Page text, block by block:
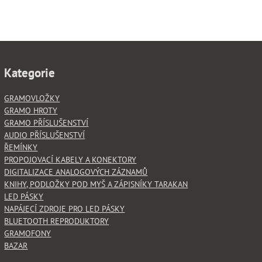
Kategorie
GRAMOVLOŽKY
GRAMO HROTY
GRAMO PŘÍSLUŠENSTVÍ
AUDIO PŘÍSLUŠENSTVÍ
ŘEMÍNKY
PROPOJOVACÍ KABELY A KONEKTORY
DIGITALIZACE ANALOGOVÝCH ZÁZNAMŮ
KNIHY, PODLOŽKY POD MYŠ A ZÁPISNÍKY TARAKAN
LED PÁSKY
NAPÁJECÍ ZDROJE PRO LED PÁSKY
BLUETOOTH REPRODUKTORY
GRAMOFONY
BAZAR